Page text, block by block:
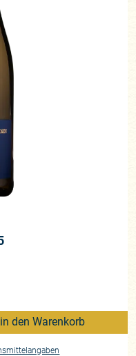
in den Warenkorb